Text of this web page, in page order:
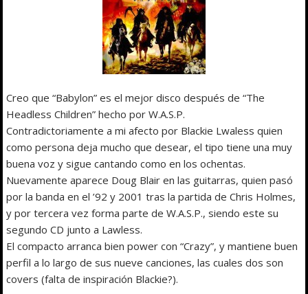
Creo que “Babylon” es el mejor disco después de “The
Headless Children” hecho por W.A.S.P.
Contradictoriamente a mi afecto por Blackie Lwaless quien
como persona deja mucho que desear, el tipo tiene una muy
buena voz y sigue cantando como en los ochentas.
Nuevamente aparece Doug Blair en las guitarras, quien pasó
por la banda en el ’92 y 2001 tras la partida de Chris Holmes,
y por tercera vez forma parte de W.A.S.P., siendo este su
segundo CD junto a Lawless.
El compacto arranca bien power con “Crazy”, y mantiene buen
perfil a lo largo de sus nueve canciones, las cuales dos son
covers (falta de inspiración Blackie?).